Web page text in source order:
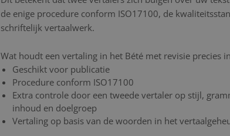
de enige procedure conform ISO17100, de
schriftelijk vertaalwerk.
Wat houdt een vertaling in het Bété met revisie precies
Geschikt voor publicatie
Procedure conform ISO17100
Extra controle door een tweede vertaler op stijl,
inhoud en doelgroep
Vertaling op basis van de woorden in het